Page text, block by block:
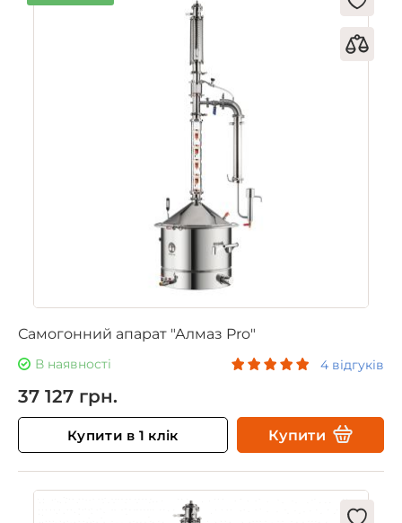
Самогонний апарат "Алмаз Pro"
В наявності 4 відгуків
37 127 грн.
Купити в 1 клік Купити